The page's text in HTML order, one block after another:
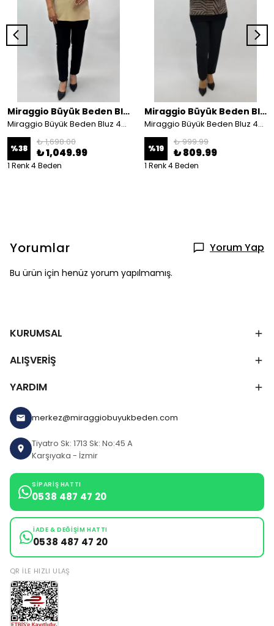
Miraggio Büyük Beden Bluz
Miraggio Büyük Beden Bluz 4522
%38
₺ 1,698.00
₺ 1,049.99
1 Renk 4 Beden
Miraggio Büyük Beden Bluz
Miraggio Büyük Beden Bluz 4361
%19
₺ 999.99
₺ 809.99
1 Renk 4 Beden
Yorumlar Yorum Yap
Bu ürün için henüz yorum yapılmamış.
KURUMSAL
ALIŞVERİŞ
YARDIM
merkez@miraggiobuyukbeden.com
Tiyatro Sk: 1713 Sk: No:45 A
Karşıyaka - İzmir
SIPARIŞ HATTI
0538 487 47 20
İADE & DEĞIŞIM HATTI
0538 487 47 20
QR ILE HIZLI ULAŞ